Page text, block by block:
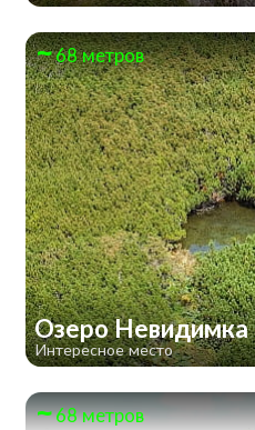
68 метров
Озеро Невидимка
Интересное место
68 метров